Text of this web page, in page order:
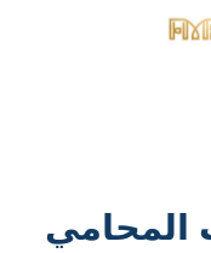
المحامي